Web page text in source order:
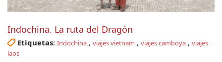
Indochina. La ruta del Dragón
Etiquetas: Indochina , viajes vietnam , viajes camboya , viajes
laos